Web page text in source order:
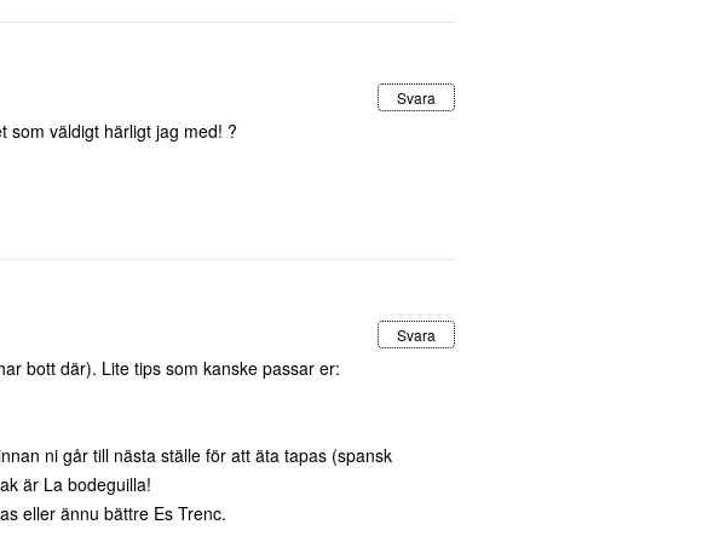
Svara
som väldigt härligt jag med! ?
Svara
bott där). Lite tips som kanske passar er:
ni går till nästa ställe för att äta tapas (spansk
är La bodeguilla!
eller ännu bättre Es Trenc.